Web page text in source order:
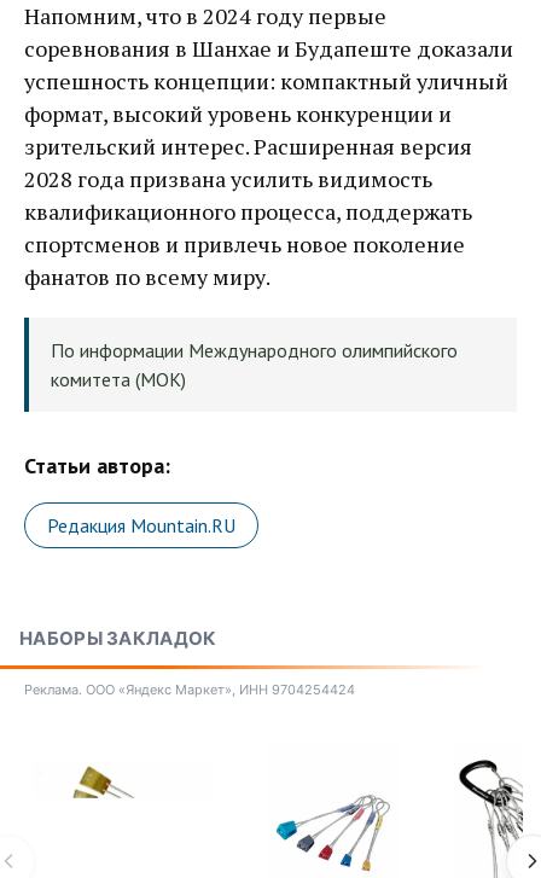
Напомним, что в 2024 году первые
соревнования в Шанхае и Будапеште доказали
успешность концепции: компактный уличный
формат, высокий уровень конкуренции и
зрительский интерес. Расширенная версия
2028 года призвана усилить видимость
квалификационного процесса, поддержать
спортсменов и привлечь новое поколение
фанатов по всему миру.
По информации Международного олимпийского
комитета (МОК)
Статьи автора:
Редакция Mountain.RU
НАБОРЫ ЗАКЛАДОК
Реклама. ООО «Яндекс Маркет», ИНН 9704254424